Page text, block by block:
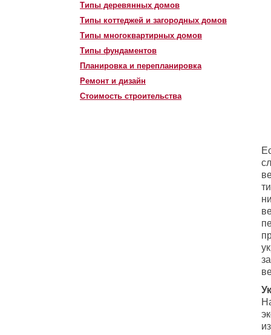
Типы деревянных домов
Типы коттеджей и загородных домов
Типы многоквартирных домов
Типы фундаментов
Планировка и перепланировка
Ремонт и дизайн
Стоимость строительства